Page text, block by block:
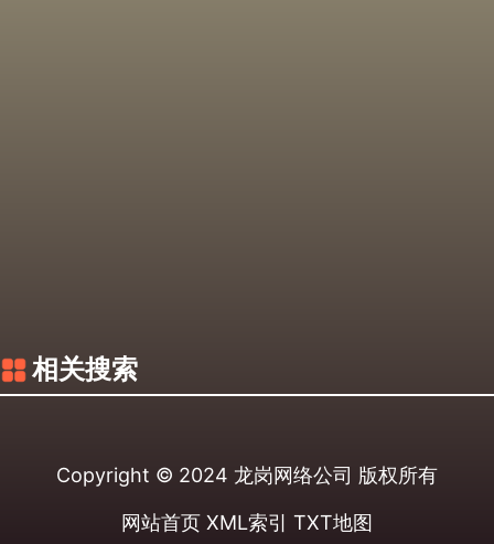
相关搜索
Copyright © 2024 龙岗网络公司 版权所有
网站首页 XML索引 TXT地图